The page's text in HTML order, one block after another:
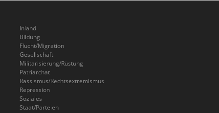
Inland
Bildung
Flucht/Migration
Gesellschaft
Militarisierung/Rüstung
Patriarchat
Rassismus/Rechtsextremismus
Repression
Soziales
Staat/Parteien